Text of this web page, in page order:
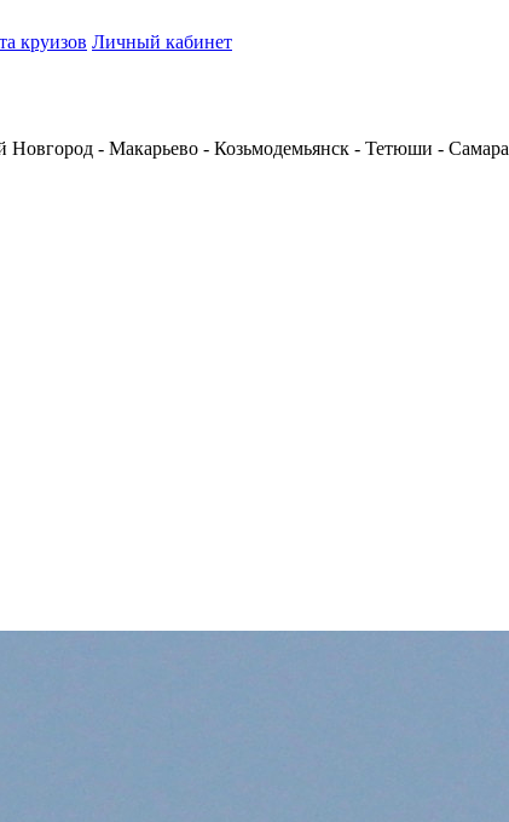
круизов Личный кабинет
- Макарьево - Козьмодемьянск - Тетюши - Самара